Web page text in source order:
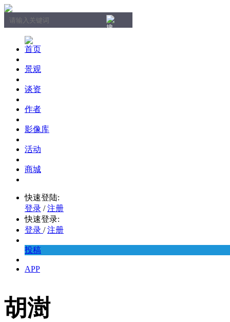
首页
景观
谈资
作者
影像库
活动
商城
快速登陆:
登录 / 注册
快速登录:
登录 / 注册
投稿
APP
胡澍